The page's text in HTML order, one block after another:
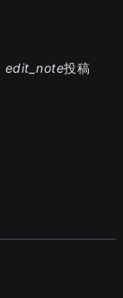
edit_note投稿